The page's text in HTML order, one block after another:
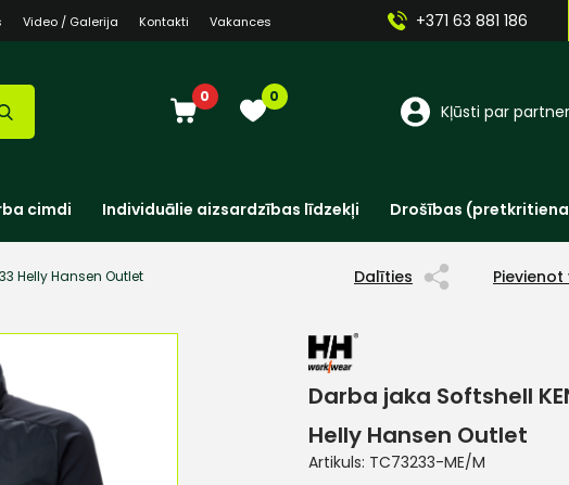
Video / Galerija Kontakti Vakances +371 63 881 186
0 0
Kļūsti par
cimdi Individuālie aizsardzības līdzekļi Drošības
Helly Hansen Outlet Dalīties
Darba jaka Softshell
Helly Hansen Outlet
Artikuls: TC73233-ME/M